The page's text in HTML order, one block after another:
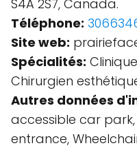
S4A 2S7, Canada.
Téléphone:
Site web:
Spécialités:
Chirurgien
Autres données
accessible car
entrance,